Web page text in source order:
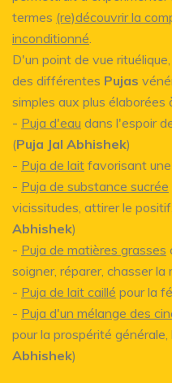
termes (re)découvrir la
inconditionné
D'un point de vue
des différentes Pujas
simples aux plus élaborées
- Puja d'eau dans l'espoir
(Puja Jal Abhishek)
- Puja de lait favorisant
- Puja de substance sucrée
vicissitudes, attirer le
Abhishek)
- Puja de matières grasses
soigner, réparer, chasser la
- Puja de lait caillé pour la
- Puja d'un mélange des
pour la prospérité
Abhishek)